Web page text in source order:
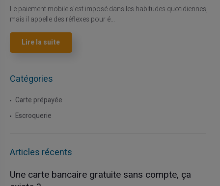
Le paiement mobile s'est imposé dans les habitudes quotidiennes,
mais il appelle des réflexes pour é...
Lire la suite
Catégories
Carte prépayée
Escroquerie
Articles récents
Une carte bancaire gratuite sans compte, ça